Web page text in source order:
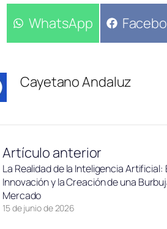
Compartir
WhatsApp
Cayetano Andaluz
Artículo anterior
15 de junio de 2026
La Realidad de la Inteligencia Artificial:
Innovación y la Creación de una
Mercado